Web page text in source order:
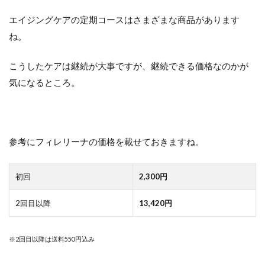
エイジングケアの定期コースはさまざまな商品があります
ね。
こうしたケアは継続が大事ですが、継続できる価格なのかが
気になるところ。
参考にフィレリーナの価格を載せておきますね。
初回 2,300円
2回目以降 13,420円
※2回目以降は送料550円込み